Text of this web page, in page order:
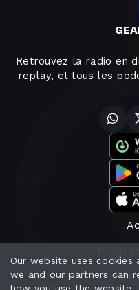
Retrouvez la radio en
replay, et tous les
Our website uses
we and our partners can